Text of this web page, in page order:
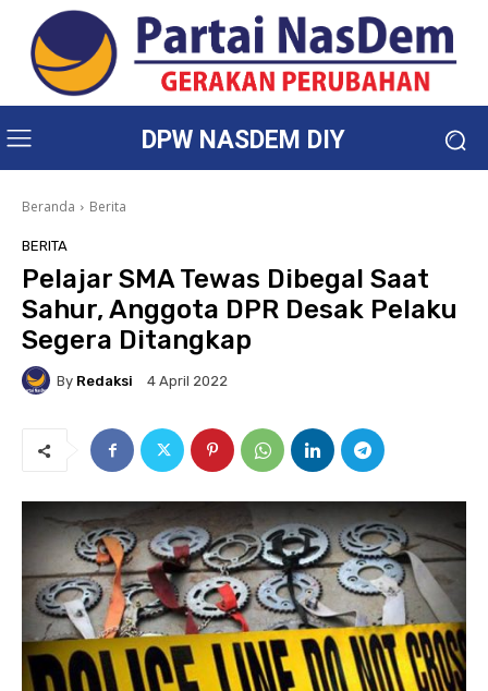
DPW NASDEM DIY
Beranda Berita
BERITA
Pelajar SMA Tewas Dibegal Saat
Sahur, Anggota DPR Desak Pelaku
Segera Ditangkap
By Redaksi 4 April 2022